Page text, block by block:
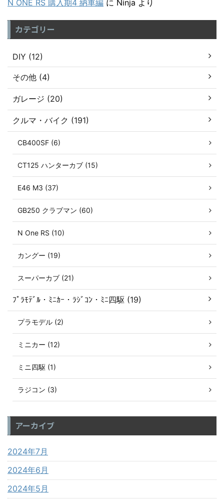
N ONE RS 購入期4 納車編 に Ninja より
カテゴリー
DIY (12)
その他 (4)
ガレージ (20)
クルマ・バイク (191)
CB400SF (6)
CT125 ハンターカブ (15)
E46 M3 (37)
GB250 クラブマン (60)
N One RS (10)
カングー (19)
スーパーカブ (21)
ﾌﾟﾗﾓﾃﾞﾙ・ﾐﾆｶｰ・ﾗｼﾞｺﾝ・ﾐﾆ四駆 (19)
プラモデル (2)
ミニカー (12)
ミニ四駆 (1)
ラジコン (3)
アーカイブ
2024年7月
2024年6月
2024年5月